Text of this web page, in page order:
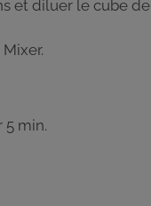
et diluer le cube de
5 min.